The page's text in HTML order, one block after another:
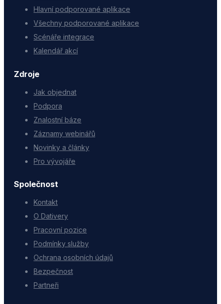
Hlavní podporované aplikace
Všechny podporované aplikace
Scénáře integrace
Kalendář akcí
Zdroje
Jak objednat
Podpora
Znalostní báze
Záznamy webinářů
Novinky a články
Pro vývojáře
Společnost
Kontakt
O Dativery
Pracovní pozice
Podmínky služby
Ochrana osobních údajů
Bezpečnost
Partneři